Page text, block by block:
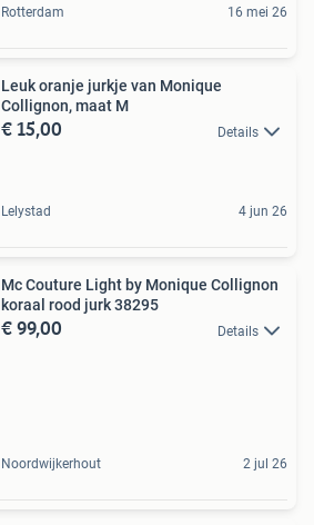
Rotterdam 16 mei 26
Leuk oranje jurkje van Monique
Collignon, maat M
€ 15,00 Details
Lelystad 4 jun 26
Mc Couture Light by Monique Collignon
koraal rood jurk 38295
€ 99,00 Details
Noordwijkerhout 2 jul 26